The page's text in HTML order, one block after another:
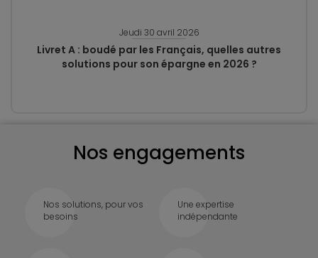
Jeudi 30 avril 2026
Livret A : boudé par les Français, quelles autres
solutions pour son épargne en 2026 ?
Nos engagements
Nos solutions, pour vos
besoins
Une expertise
indépendante